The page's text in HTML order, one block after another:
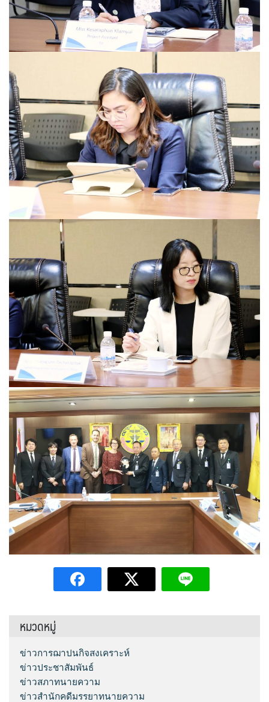
หมวดหมู่
ข่าวการฌาปนกิจสงเคราะห์
ข่าวประชาสัมพันธ์
ข่าวสภาทนายความ
ข่าวสำนักคดีมรรยาทนายความ